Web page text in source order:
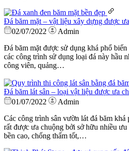
Đá băm mặt – vật liệu xây dựng được
02/07/2022
Admin
Đá băm mặt được sử dụng khá phổ biến
các công trình sử dụng loại đá này hầu
công viên, quảng…
Đá băm lát sân – loại vật liệu được ưa
01/07/2022
Admin
Các công trình sân vườn lát đá băm
rất được ưa chuộng bởi sở hữu nhiều
bền cao, chống thấm tốt,…